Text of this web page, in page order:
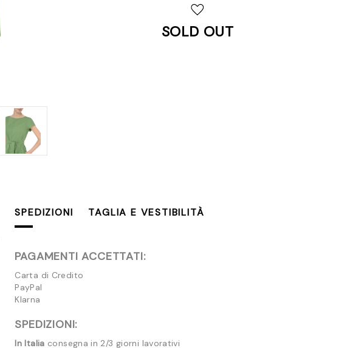
SOLD OUT
SPEDIZIONI TAGLIA E VESTIBILITÀ
PAGAMENTI ACCETTATI:
Carta di Credito
PayPal
Klarna
SPEDIZIONI:
In Italia consegna in 2/3 giorni lavorativi